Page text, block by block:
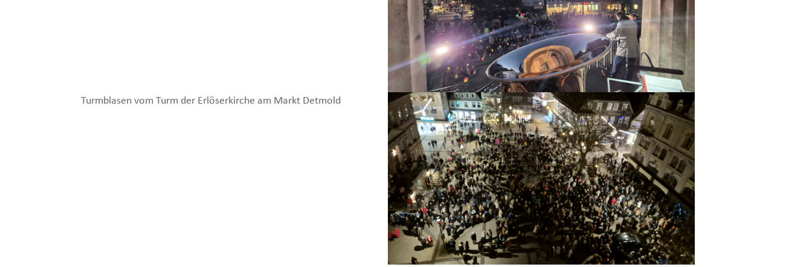
Turmblasen vom Turm der Erlöserkirche am Markt Detmold